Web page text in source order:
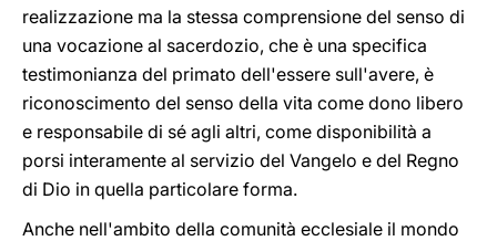
realizzazione ma la stessa comprensione del senso di
una vocazione al sacerdozio, che è una specifica
testimonianza del primato dell'essere sull'avere, è
riconoscimento del senso della vita come dono libero
e responsabile di sé agli altri, come disponibilità a
porsi interamente al servizio del Vangelo e del Regno
di Dio in quella particolare forma.
Anche nell'ambito della comunità ecclesiale il mondo